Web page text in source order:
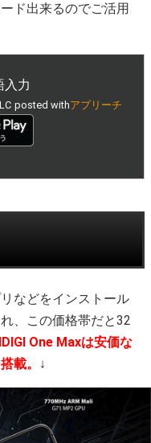
ド出来るのでご活用
入力
posted withアプリーチ
などをインストール
、この価格帯だと32
One Maxは安価な
載。 ↓